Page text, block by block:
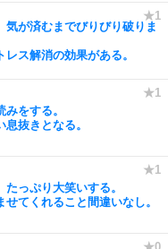
気が済むまでびりびり破りま
ス解消の効果がある。
をする。
抜きとなる。
っぷり大笑いする。
てくれること間違いなし。